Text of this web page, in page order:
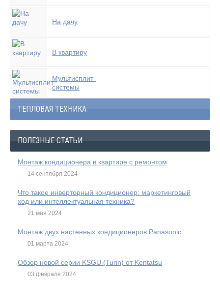
На дачу
В квартиру
Мультисплит-
системы
ТЕПЛОВАЯ ТЕХНИКА
ПОЛЕЗНЫЕ СТАТЬИ
Монтаж кондиционера в квартире с ремонтом
14 сентября 2024
Что такое инверторный кондиционер: маркетинговый
ход или интеллектуальная техника?
21 мая 2024
Монтаж двух настенных кондиционеров Panasonic
01 марта 2024
Обзор новой серии KSGU (Turin) от Kentatsu
03 февраля 2024